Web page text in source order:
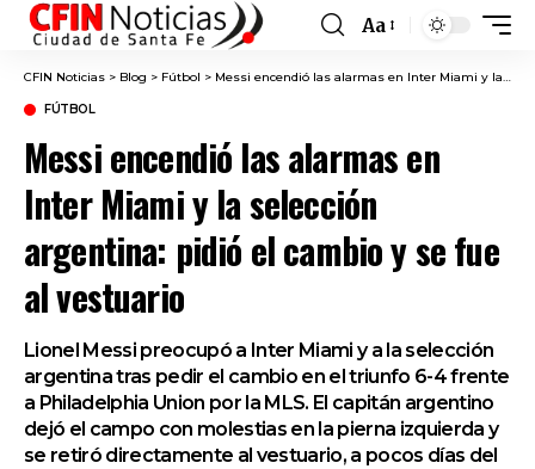
Font
Resizer
Aa
CFIN Noticias > Blog > Fútbol > Messi encendió las alarmas en Inter Miami y la selección argentina: pidió el cambio y se fue al vestuario
FÚTBOL
Messi encendió las alarmas en
Inter Miami y la selección
argentina: pidió el cambio y se fue
al vestuario
Lionel Messi preocupó a Inter Miami y a la selección
argentina tras pedir el cambio en el triunfo 6-4 frente
a Philadelphia Union por la MLS. El capitán argentino
dejó el campo con molestias en la pierna izquierda y
se retiró directamente al vestuario, a pocos días del